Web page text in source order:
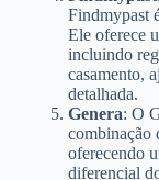
Findmypast
Ele oferece
incluindo
casamento,
detalhada.
Genera: O
combinação
oferecendo
diferencial